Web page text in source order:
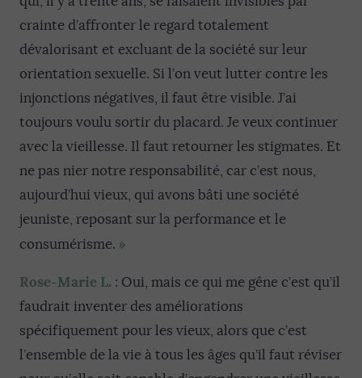
crainte d’affronter le regard totalement
dévalorisant et excluant de la société sur leur
orientation sexuelle. Si l’on veut lutter contre les
injonctions négatives, il faut être visible. J’ai
toujours voulu sortir du placard. Je veux continuer
avec la vieillesse. Il faut retourner les stigmates. Et
ne pas nier notre responsabilité, car c’est nous,
aujourd’hui vieux, qui avons bâti une société
jeuniste, reposant sur la performance et le
consumérisme. »
Rose-Marie L. : Oui, mais ce qui me gêne c’est qu’il
faudrait inventer des améliorations
spécifiquement pour les vieux, alors que c’est
l’ensemble de la vie à tous les âges qu’il faut réviser